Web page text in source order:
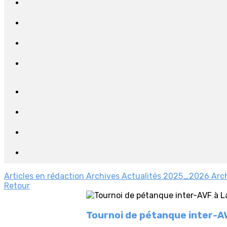
Articles en rédaction Archives Actualités 2025_2026
Retour
Tournoi de pétanque inter-